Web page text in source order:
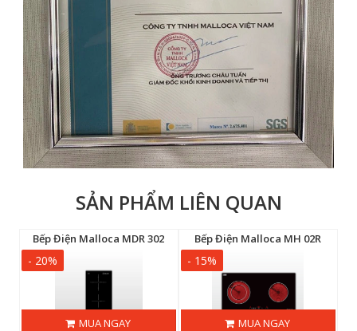
SẢN PHẨM LIÊN QUAN
Bếp Điện Malloca MDR 302
- 20%
MUA NGAY
Bếp Điện Malloca MH 02R
- 15%
MUA NGAY